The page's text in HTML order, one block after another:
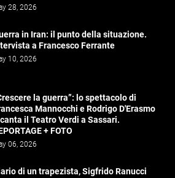
28, 2026
in Iran: il punto della situazione.
a Francesco Ferrante
10, 2026
la guerra”: lo spettacolo di
Mannocchi e Rodrigo D'Erasmo
il Teatro Verdi a Sassari.
+ FOTO
06, 2026
di un trapezista, Sigfrido Ranucci